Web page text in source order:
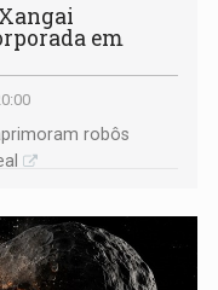
em
robôs